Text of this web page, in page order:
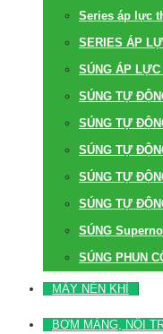
Series áp lực
SERIES ÁP
SÚNG ÁP LỰC
SÚNG TỰ
SÚNG TỰ
SÚNG TỰ
SÚNG TỰ
SÚNG TỰ
SÚNG
SÚNG PHUN
MÁY NÉN KHÍ
BƠM MÀNG, NỒI